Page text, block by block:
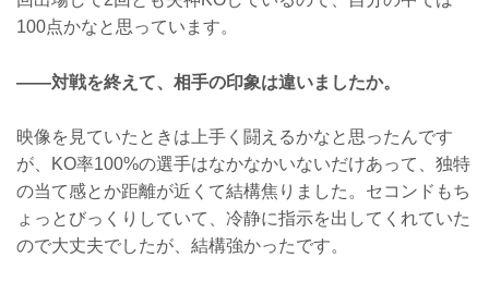
100点かなと思っています。
——対戦を終えて、相手の印象は違いましたか。
映像を見ていたときは上手く闘えるかなと思ったんです
が、KO率100%の選手はなかなかいないだけあって、独特
の当て感とか距離が近くて結構焦りました。セコンドもち
ょっとびっくりしていて、冷静に指示を出してくれていた
ので大丈夫でしたが、結構強かったです。